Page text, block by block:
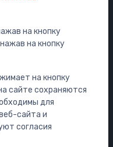
на кнопку
на кнопку
на кнопку
сайте сохраняются
для
сайта и
согласия